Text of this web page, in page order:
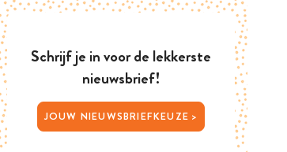
Schrijf je in voor de lekkerste
nieuwsbrief!
JOUW NIEUWSBRIEFKEUZE >